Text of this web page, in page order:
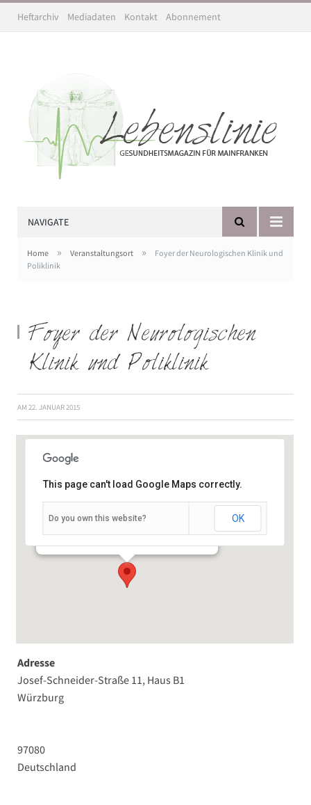
Heftarchiv Mediadaten Kontakt Abonnement
NAVIGATE
Home » Veranstaltungsort »
Foyer der Neurologischen Klinik und
Poliklinik
Foyer der Neurologischen
Klinik und Poliklinik
AM 22. JANUAR 2015
Josef-Schneider-Straße 11, Haus B1 - Würzburg
Veranstaltungen
This page can't load Google Maps correctly.
Do you own this website? OK
Adresse
Josef-Schneider-Straße 11, Haus B1
Würzburg
97080
Deutschland